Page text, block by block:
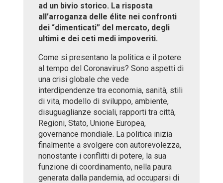
ad un bivio storico. La risposta
all’arroganza delle élite nei confronti
dei “dimenticati” del mercato, degli
ultimi e dei ceti medi impoveriti.
Come si presentano la politica e il potere
al tempo del Coronavirus? Sono aspetti di
una crisi globale che vede
interdipendenze tra economia, sanità, stili
di vita, modello di sviluppo, ambiente,
disuguaglianze sociali, rapporti tra città,
Regioni, Stato, Unione Europea,
governance mondiale. La politica inizia
finalmente a svolgere con autorevolezza,
nonostante i conflitti di potere, la sua
funzione di coordinamento, nella paura
generata dalla pandemia, ad occuparsi di